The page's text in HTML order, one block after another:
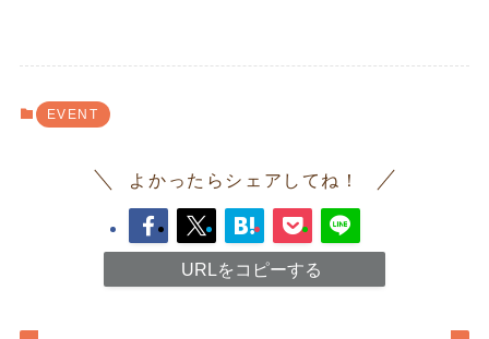
EVENT
よかったらシェアしてね！
URLをコピーする